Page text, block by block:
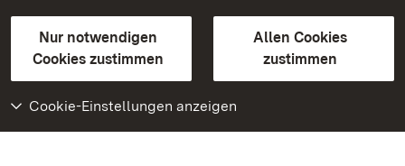
Nur notwendigen
Cookies zustimmen
Allen Cookies
zustimmen
Cookie-Einstellungen anzeigen
GebärdenspracheLeichte Sprache
Erklärung zur Barrierefreiheit
BITV-konform (geprüfte Seiten)
Weiteres